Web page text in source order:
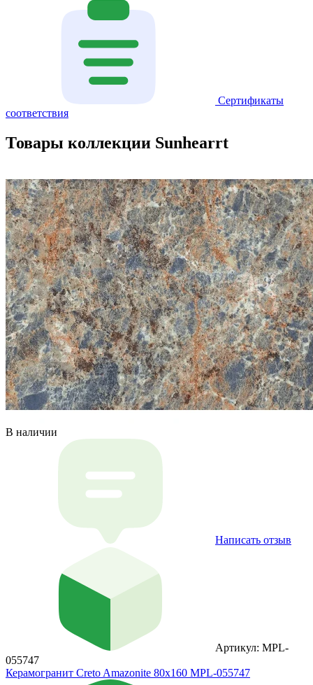
Сертификаты
соответствия
Товары коллекции Sunhearrt
В наличии
Написать отзыв
Артикул: MPL-
055747
Керамогранит Creto Amazonite 80х160 MPL-055747